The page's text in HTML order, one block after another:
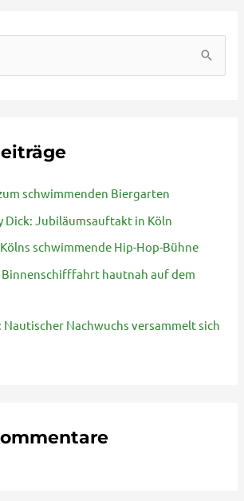
schwimmenden Biergarten
Dick: Jubiläumsauftakt in Köln
schwimmende Hip-Hop-Bühne
Binnenschifffahrt hautnah auf dem
Nachwuchs versammelt sich